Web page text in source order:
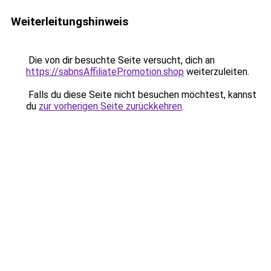
Weiterleitungshinweis
Die von dir besuchte Seite versucht, dich an
https://sabnsAffiliatePromotion.shop weiterzuleiten.
Falls du diese Seite nicht besuchen möchtest, kannst
du zur vorherigen Seite zurückkehren.